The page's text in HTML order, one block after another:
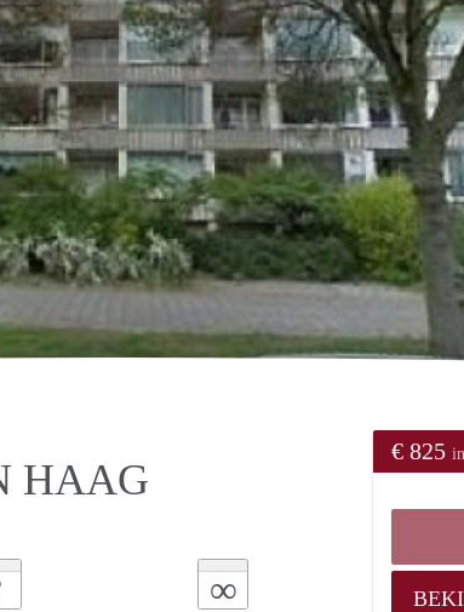
Berekent Appartement-DenHaag
makelaarsvergoeding/bemiddelingsvergoeding?
Alle veelgestelde vragen
HAAG
∞
€ 825